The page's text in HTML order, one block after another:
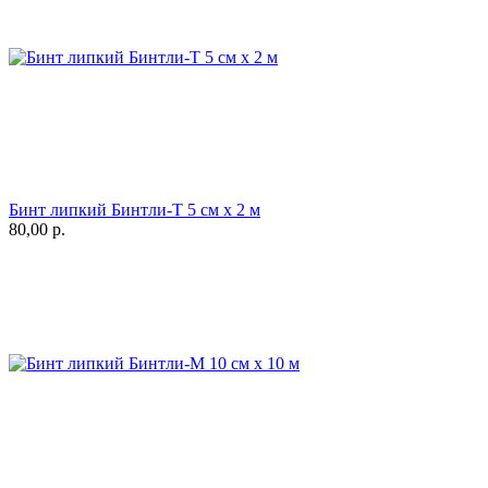
Бинт липкий Бинтли-Т 5 см х 2 м
80,00 р.